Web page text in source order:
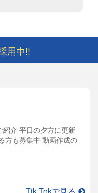
用中!!
介 平日の夕方に更新
方も募集中 動画作成の